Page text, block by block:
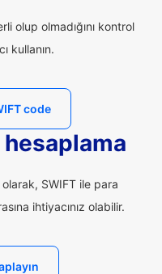
olup olmadığını kontrol
kullanın.
code
hesaplama
SWIFT ile para
ihtiyacınız olabilir.